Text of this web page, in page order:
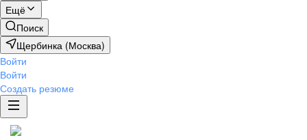
Ещё
Поиск
Щербинка (Москва)
Войти
Войти
Создать резюме